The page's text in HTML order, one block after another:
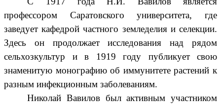
профессором Саратовского университета, где
заведует кафедрой частного земледелия и селекции.
Здесь он продолжает исследования над рядом
сельхозкультур и в 1919 году публикует свою
знаменитую монографию об иммунитете растений к
разным инфекционным заболеваниям.
Николай Вавилов был активным участником